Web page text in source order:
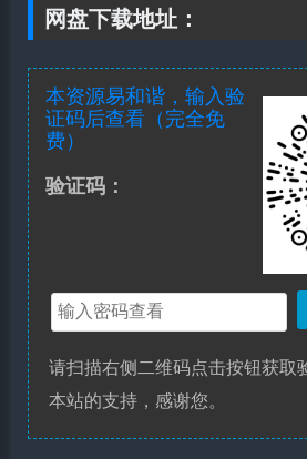
网盘下载地址：
本资源易和谐，输入验
证码后查看（完全免
费）
验证码：
请扫描右侧二维码点击按钮获取
本站的支持，感谢您。